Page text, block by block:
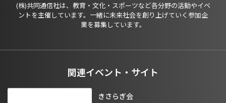
(株)共同通信社は、教育・文化・スポーツなど各分野の活動やイベ
ントを主催しています。一緒に未来社会を創り上げていく参加企
業を募集しています。
関連イベント・サイト
きさらぎ会